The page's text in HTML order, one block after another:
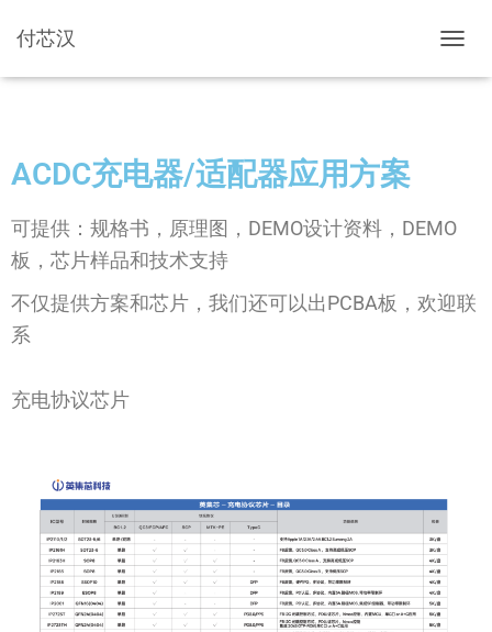
付芯汉
ACDC充电器/适配器应用方案
可提供：规格书，原理图，DEMO设计资料，DEMO
板，芯片样品和技术支持
不仅提供方案和芯片，我们还可以出PCBA板，欢迎联
系
充电协议芯片